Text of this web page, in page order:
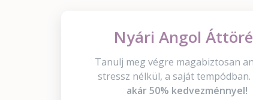
Nyári Angol
Tanulj meg végre magabiztosan
stressz nélkül, a saját
akár 50% kedvezménnyel!